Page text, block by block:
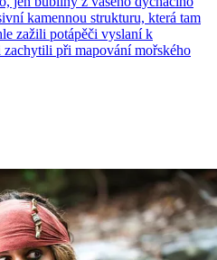
kamennou strukturu, která tam
zažili potápěči vyslaní k
při mapování mořského